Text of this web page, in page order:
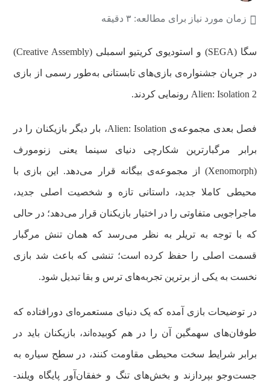
زمان مورد نیاز برای مطالعه: ۳ دقیقه
سگا (SEGA) و استودیوی کریتیو اسمبلی (Creative Assembly)
در جریان جشنواره‌ی بازی‌های تابستانی به‌طور رسمی از بازی
Alien: Isolation 2 رونمایی کردند.
فصل بعدی مجموعه‌ی Alien: Isolation، بار دیگر بازیکنان را در
برابر مرگبارترین شکارچی دنیای سینما یعنی زنومورف
(Xenomorph) از مجموعه‌ی بیگانه قرار می‌دهد. این بازی با
محیطی کاملا جدید، داستانی تازه و شخصیت اصلی جدید،
ماجراجویی متفاوتی را در اختیار بازیکنان قرار می‌دهد؛ در حالی
که با توجه به تریلر به نظر می‌رسد که همان تنش مرگبار
قسمت اصلی را حفظ کرده است؛ تنشی که باعث شد بازی
نخست به یکی از برترین تجربه‌های ترس و بقا تبدیل شود.
در توضیحات بازی آمده که یک دنیای مستعمره‌ای دورافتاده که
طوفان‌های سهمگین آن را در هم کوبیده‌اند، بازیکنان باید در
برابر شرایط سخت محیطی مقاومت کنند، در سطح سیاره به
جست‌وجو بپردازند و بخش‌های تنگ و خفقان‌آور پایگاه ویلند-